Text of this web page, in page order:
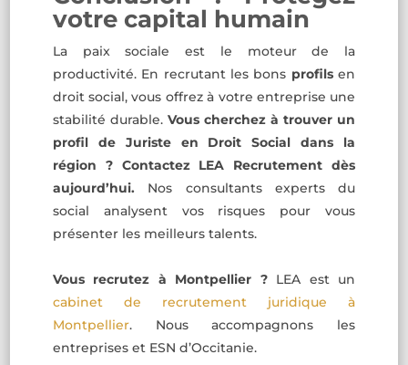
votre capital humain
La paix sociale est le moteur de la
productivité. En recrutant les bons profilsen
droit social, vous offrez à votre entreprise une
stabilité durable. Vous cherchez à trouver un
profil de Juriste en Droit Social dans la
région ? Contactez LEA Recrutement dès
aujourd’hui. Nos consultants experts du
social analysent vos risques pour vous
présenter les meilleurs talents.
Vous recrutez à Montpellier ?LEA est un
cabinet de recrutement juridique à
Montpellier. Nous accompagnons les
entreprises et ESN d’Occitanie.